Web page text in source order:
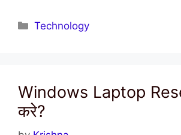
Categories
Technology
Windows Laptop
करे?